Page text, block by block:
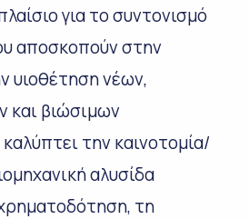
για το συντονισμό
αποσκοπούν στην
υιοθέτηση νέων,
και βιώσιμων
την καινοτομία/
αλυσίδα
τη